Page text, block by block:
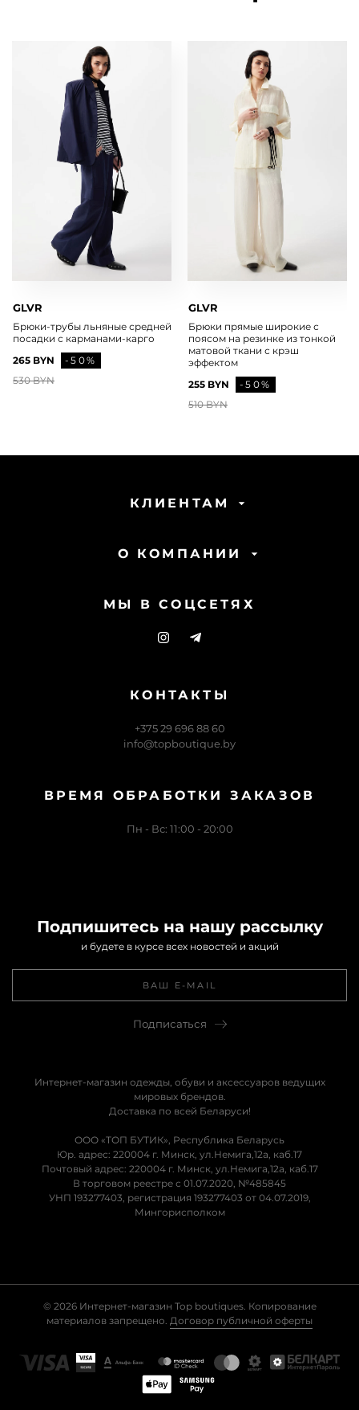
GLVR
Брюки-трубы льняные средней
посадки с карманами-карго
265 BYN
-50%
530 BYN
GLVR
Брюки прямые широкие с
поясом на резинке из тонкой
матовой ткани с крэш
эффектом
255 BYN
-50%
510 BYN
КЛИЕНТАМ
О КОМПАНИИ
МЫ В СОЦСЕТЯХ
КОНТАКТЫ
+375 29 696 88 60
info@topboutique.by
ВРЕМЯ ОБРАБОТКИ ЗАКАЗОВ
Пн - Вс: 11:00 - 20:00
Подпишитесь на нашу рассылку
и будете в курсе всех новостей и акций
Подписаться
Интернет-магазин одежды, обуви и аксессуаров ведущих
мировых брендов.
Доставка по всей Беларуси!
ООО «ТОП БУТИК», Республика Беларусь
Юр. адрес: 220004 г. Минск, ул.Немига,12а, каб.17
Почтовый адрес: 220004 г. Минск, ул.Немига,12а, каб.17
В торговом реестре с 01.07.2020, №485845
УНП 193277403, регистрация 193277403 от 04.07.2019,
Мингорисполком
© 2026 Интернет-магазин Top boutiques. Копирование
материалов запрещено. Договор публичной оферты